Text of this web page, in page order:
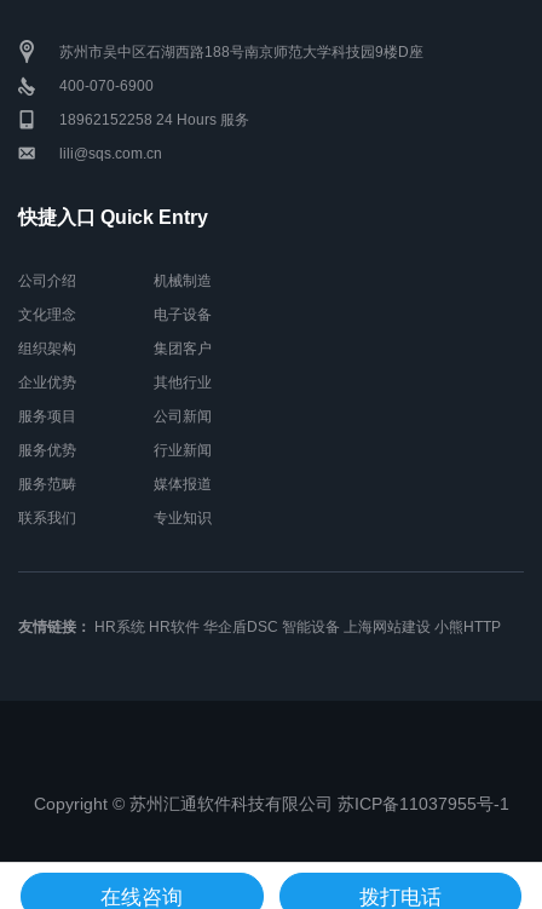
苏州市吴中区石湖西路188号南京师范大学科技园9楼D座
400-070-6900
18962152258 24 Hours 服务
lili@sqs.com.cn
快捷入口 Quick Entry
公司介绍
文化理念
组织架构
企业优势
服务项目
服务优势
服务范畴
联系我们
机械制造
电子设备
集团客户
其他行业
公司新闻
行业新闻
媒体报道
专业知识
友情链接： HR系统 HR软件 华企盾DSC 智能设备 上海网站建设 小熊HTTP
Copyright © 苏州汇通软件科技有限公司 苏ICP备11037955号-1
苏公网安备32050802010368
在线咨询 拨打电话